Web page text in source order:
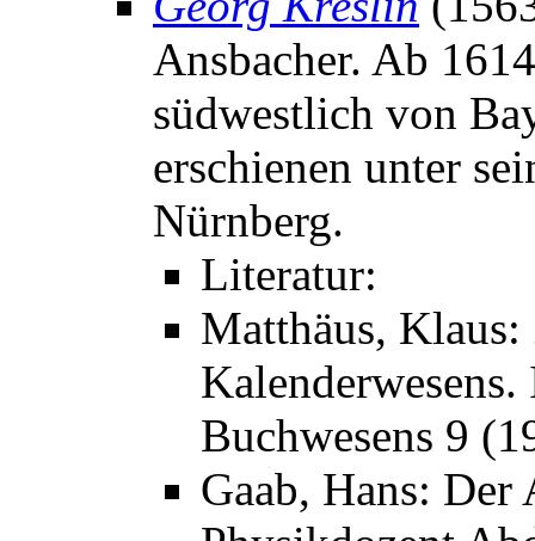
Ansbacher. Ab
südwestlich von
erschienen unter
Nürnberg.
Literatur:
Matthäus, Klaus:
Buchwesens 9
Gaab, Hans: